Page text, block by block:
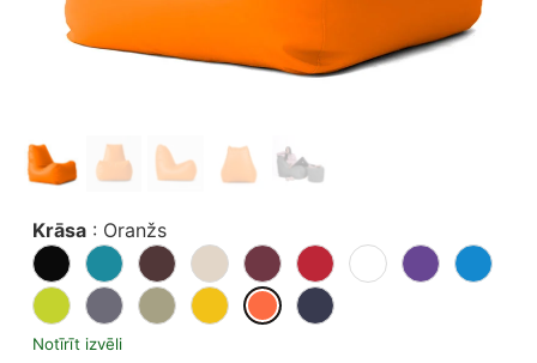
Krāsa : Oranžs
Notīrīt izvēli